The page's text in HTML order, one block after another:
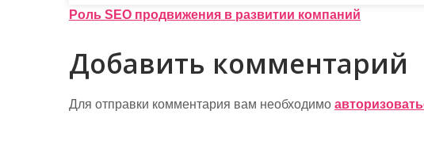
Н
а
в
и
Роль SEO продвижения в развитии компаний
Добавить комментарий
Для отправки комментария вам необходимо